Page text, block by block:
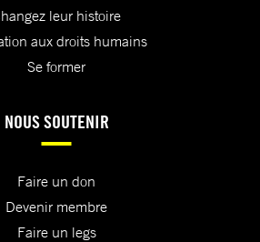
leur histoire
aux droits humains
Se former
NOUS SOUTENIR
Faire un don
Devenir membre
Faire un legs